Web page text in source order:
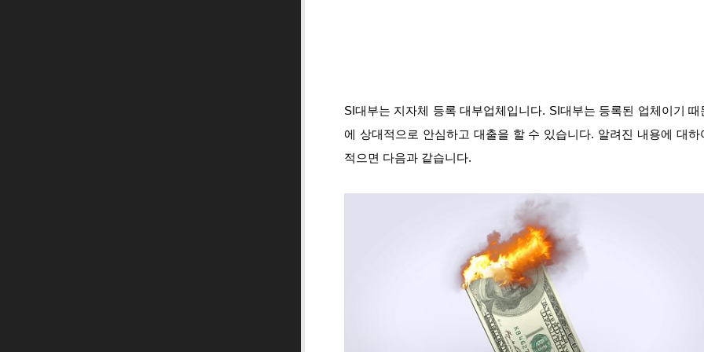
SI대부는 지자체 등록 대부업체입니다. SI대부는 등록된 업체이기 때
에 상대적으로 안심하고 대출을 할 수 있습니다. 알려진 내용에 대하
적으면 다음과 같습니다.